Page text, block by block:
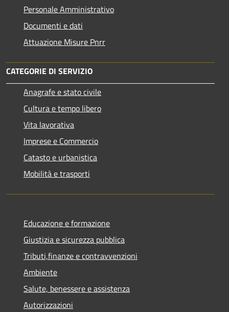
Personale Amministrativo
Documenti e dati
Attuazione Misure Pnrr
CATEGORIE DI SERVIZIO
Anagrafe e stato civile
Cultura e tempo libero
Vita lavorativa
Imprese e Commercio
Catasto e urbanistica
Mobilità e trasporti
Educazione e formazione
Giustizia e sicurezza pubblica
Tributi,finanze e contravvenzioni
Ambiente
Salute, benessere e assistenza
Autorizzazioni